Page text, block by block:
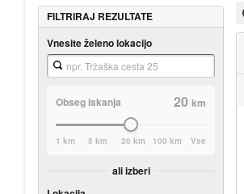
FILTRIRAJ REZULTATE
Vnesite želeno lokacijo
Obseg iskanja 20km
1 km 5 km 20 km 100 km Vse
ali izberi